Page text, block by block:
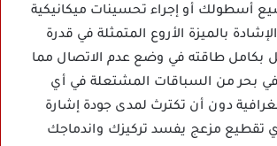
أسطولك أو إجراء تحسينات ميكانيكية
بالميزة الأروع المتمثلة في قدرة
بكامل طاقته في وضع عدم الاتصال مما
بحر من السباقات المشتعلة في أي
دون أن تكترث لمدى جودة إشارة
أي تقطيع مزعج يفسد تركيزك واندماجك